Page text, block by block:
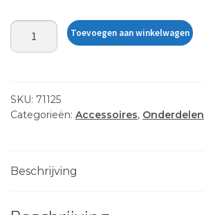
PAD
EYE,
XL
aantal
Toevoegen aan winkelwagen
SKU: 71125
Categorieën: Accessoires, Onderdelen
Beschrijving